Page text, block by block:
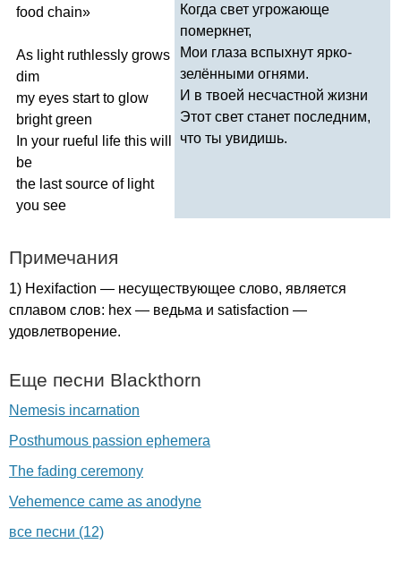
food chain»
As light ruthlessly grows
dim
my eyes start to glow
bright green
In your rueful life this will
be
the last source of light
you see
Когда свет угрожающе
померкнет,
Мои глаза вспыхнут ярко-
зелёнными огнями.
И в твоей несчастной жизни
Этот свет станет последним,
что ты увидишь.
Примечания
1) Hexifaction — несуществующее слово, является
сплавом слов: hex — ведьма и satisfaction —
удовлетворение.
Еще песни Blackthorn
Nemesis incarnation
Posthumous passion ephemera
The fading ceremony
Vehemence came as anodyne
все песни (12)